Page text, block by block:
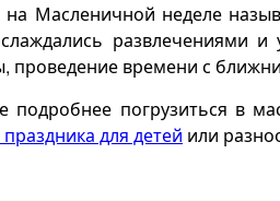
Масленичной неделе
развлечениями
проведение времени с
подробнее погрузиться в
для детей или